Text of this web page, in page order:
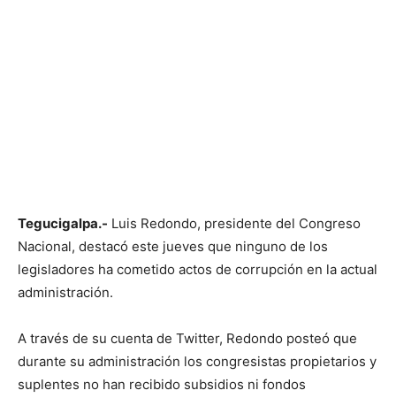
Tegucigalpa.- Luis Redondo, presidente del Congreso
Nacional, destacó este jueves que ninguno de los
legisladores ha cometido actos de corrupción en la actual
administración.
A través de su cuenta de Twitter, Redondo posteó que
durante su administración los congresistas propietarios y
suplentes no han recibido subsidios ni fondos